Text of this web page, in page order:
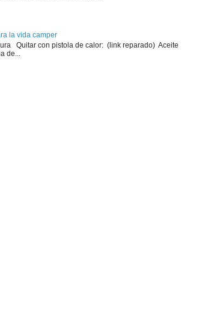
la vida camper
Quitar con pistola de calor: (link reparado) Aceite
de...